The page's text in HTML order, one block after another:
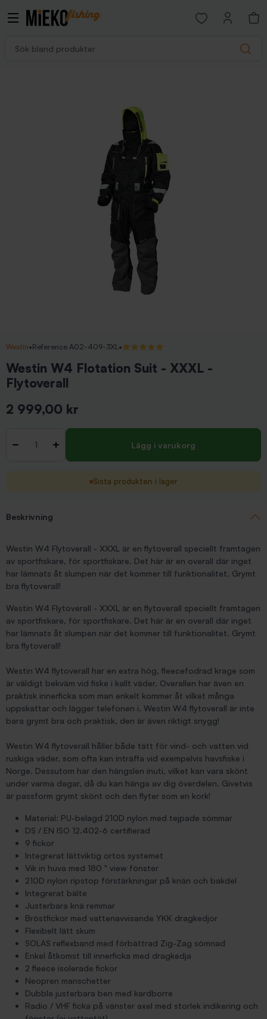
Search
Open favorites
Westin•Reference A02-409-3XL•5/5 (1 recensioner)
Westin W4 Flotation Suit - XXXL -
Flytoverall
2 999,00 kr
- + Lägg i varukorg
Sista produkten i lager
Beskrivning
Westin W4 Flytoverall - XXXL är en flytoverall speciellt framtagen
av sportfiskare, för sportfiskare. Det här är en overall där inget
har lämnats åt slumpen när det kommer till funktionalitet. Grymt
bra flytoverall!
Westin W4 Flytoverall - XXXL är en flytoverall speciellt framtagen
av sportfiskare, för sportfiskare. Det här är en overall där inget
har lämnats åt slumpen när det kommer till funktionalitet. Grymt
bra flytoverall!
Westin W4 flytoverall har en extra hög, fleecefodrad krage som
är väldigt bekväm vid fiske i kallt väder. Overallen har även en
praktisk innerficka som man enkelt kommer åt vilket många
uppskattar och lägger telefonen i. Westin W4 flytoverall är inte
bara grymt bra och praktisk, den är även riktigt snygg!
Westin W4 flytoverall håller både tätt för vind- och vatten vid
ruskiga väder, som ofta kan inträffa vid exempelvis havsfiske i
Norge. Dessutom har den hängslen inuti, vilket kan vara skönt
under varma dagar, då du kan hänga av dig överdelen. Givetvis
är passform grymt skönt och den flyter som en kork!
Material: PU-belagd 210D nylon med tejpade sömmar
DS / EN ISO 12.402-6 certifierad
9 fickor
Integrerat lättviktig ortos systemet
Vik in huva med 180 ° view fönster
210D nylon ripstop förstärkningar på knän och bakdel
Integrerat bälte
Justerbara knä remmar
Bröstfickor med vattenavvisande YKK dragkedjor
Flexibelt lätt skum
SOLAS reflexband med förbättrad Zig-Zag sömnad
Enkel åtkomst till innerficka med dragkedja
2 fleece isolerade fickor
Neopren manschetter
Dubbla justerbara ben med kardborre
Radio / VHF ficka på vänster axel med storlek indikering och